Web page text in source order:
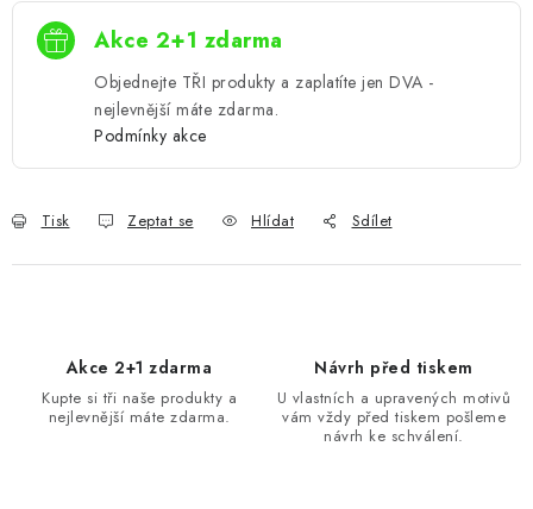
Akce 2+1 zdarma
Objednejte TŘI produkty a zaplatíte jen DVA -
nejlevnější máte zdarma.
Podmínky akce
Tisk Zeptat se Hlídat Sdílet
Akce 2+1 zdarma
Kupte si tři naše produkty a
nejlevnější máte zdarma.
Návrh před tiskem
U vlastních a upravených motivů
vám vždy před tiskem pošleme
návrh ke schválení.